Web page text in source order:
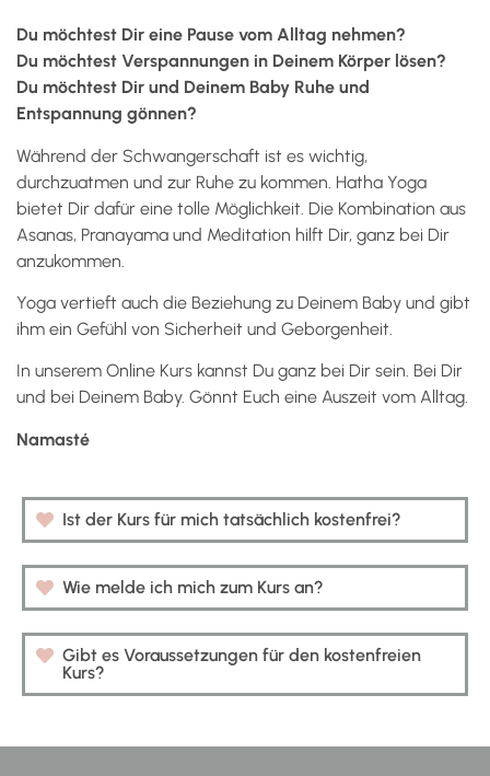
Du möchtest Dir eine Pause vom Alltag nehmen?
Du möchtest Verspannungen in Deinem Körper lösen?
Du möchtest Dir und Deinem Baby Ruhe und
Entspannung gönnen?
Während der Schwangerschaft ist es wichtig,
durchzuatmen und zur Ruhe zu kommen. Hatha Yoga
bietet Dir dafür eine tolle Möglichkeit. Die Kombination aus
Asanas, Pranayama und Meditation hilft Dir, ganz bei Dir
anzukommen.
Yoga vertieft auch die Beziehung zu Deinem Baby und gibt
ihm ein Gefühl von Sicherheit und Geborgenheit.
In unserem Online Kurs kannst Du ganz bei Dir sein. Bei Dir
und bei Deinem Baby. Gönnt Euch eine Auszeit vom Alltag.
Namasté
Ist der Kurs für mich tatsächlich kostenfrei?
Wie melde ich mich zum Kurs an?
Gibt es Voraussetzungen für den kostenfreien
Kurs?